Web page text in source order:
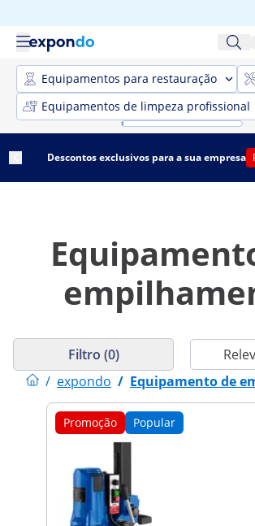
Equipamentos para restauração
Equipamentos de limpeza profissional
Descontos exclusivos para a sua empresa
/ expondo / Equipamento de
Filtro (0)
Promoção Popular